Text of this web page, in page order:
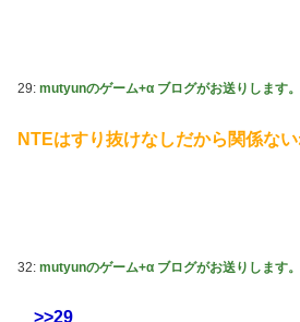
29: mutyunのゲーム+α ブログがお送りします。
NTEはすり抜けなしだから関係な
32: mutyunのゲーム+α ブログがお送りします。
>>29